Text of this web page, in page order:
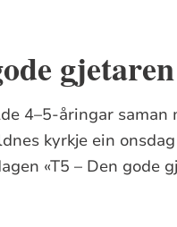
gjetaren
4–5-åringar
kyrkje ein
«T5 – Den gode